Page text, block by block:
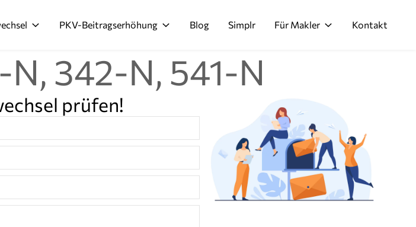
PKV-Beitragserhöhung Blog Simplr Für Makler Kontakt
342-N, 541-N
prüfen!